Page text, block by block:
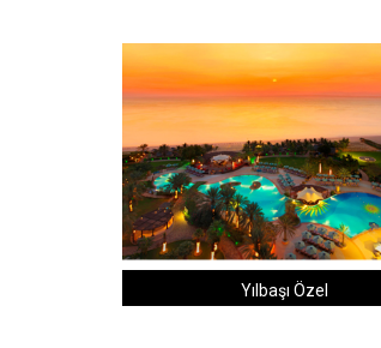
Yılbaşı Özel